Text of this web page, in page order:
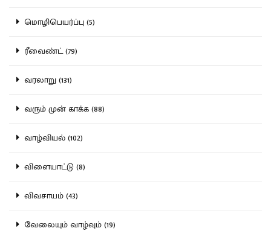
மொழிபெயர்ப்பு (5)
ரீவைண்ட் (79)
வரலாறு (131)
வரும் முன் காக்க (88)
வாழ்வியல் (102)
விளையாட்டு (8)
விவசாயம் (43)
வேலையும் வாழ்வும் (19)